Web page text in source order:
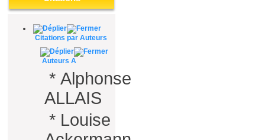
Citations par Auteurs
Auteurs A
* Alphonse
ALLAIS
* Louise